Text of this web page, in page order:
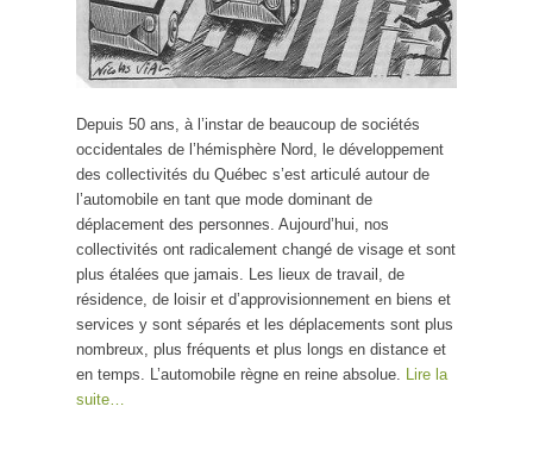
Depuis 50 ans, à l’instar de beaucoup de sociétés
occidentales de l’hémisphère Nord, le développement
des collectivités du Québec s’est articulé autour de
l’automobile en tant que mode dominant de
déplacement des personnes. Aujourd’hui, nos
collectivités ont radicalement changé de visage et sont
plus étalées que jamais. Les lieux de travail, de
résidence, de loisir et d’approvisionnement en biens et
services y sont séparés et les déplacements sont plus
nombreux, plus fréquents et plus longs en distance et
en temps. L’automobile règne en reine absolue. Lire la
suite…